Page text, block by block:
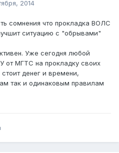
2014
сомнения что прокладка ВОЛС
ситуацию с "обрывами"
Уже сегодня любой
от МГТС на прокладку своих
денег и времени,
так и одинаковым правилам